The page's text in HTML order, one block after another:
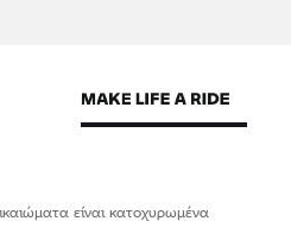
είναι κατοχυρωμένα